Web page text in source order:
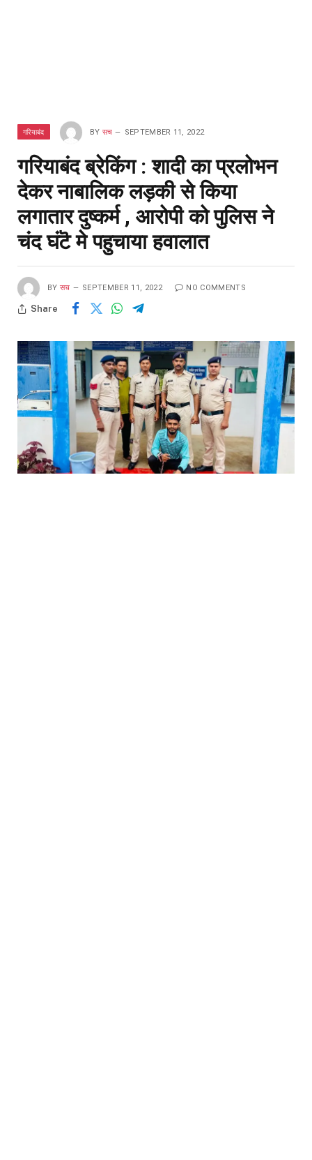
गरियाबंद BY सच SEPTEMBER 11, 2022
गरियाबंद ब्रेकिंग : शादी का प्रलोभन
देकर नाबालिक लड़की से किया
लगातार दुष्कर्म , आरोपी को पुलिस ने
चंद घंटॆ मे पहुचाया हवालात
BY सच SEPTEMBER 11, 2022 NO COMMENTS
Share